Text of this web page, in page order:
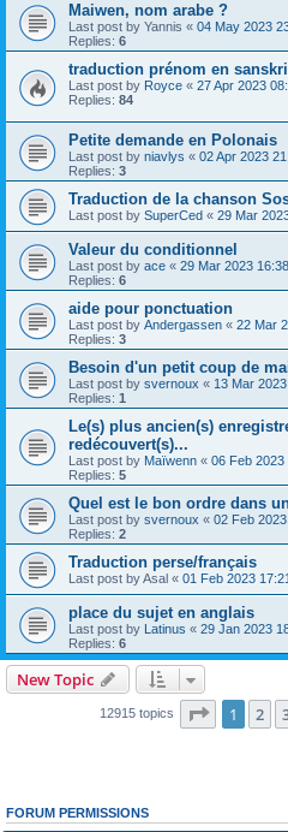
Maiwen, nom arabe ?
Last post by Yannis « 04 May 2023
Replies: 6
traduction prénom en
Last post by Royce « 27 Apr 2023
Replies: 84
Petite demande en Polonais
Last post by niavlys « 02 Apr 2023
Replies: 3
Traduction de la chanson
Last post by SuperCed « 29 Mar
Valeur du conditionnel
Last post by ace « 29 Mar 2023 16:38
Replies: 6
aide pour ponctuation
Last post by Andergassen « 22 Mar
Replies: 3
Besoin d'un petit coup de
Last post by svernoux « 13 Mar
Replies: 1
Le(s) plus ancien(s)
redécouvert(s)...
Last post by Maïwenn « 06 Feb 2023
Replies: 5
Quel est le bon ordre dans
Last post by svernoux « 02 Feb
Replies: 2
Traduction perse/français
Last post byAsal « 01 Feb 2023 17:21
place du sujet en anglais
Last post by Latinus « 29 Jan 2023
Replies: 6
New Topic
12915 topics Page 1of
1 2
FORUM PERMISSIONS